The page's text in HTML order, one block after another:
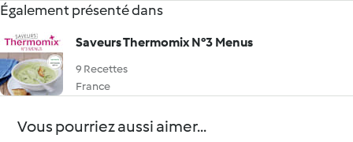
Également présenté dans
Saveurs Thermomix N°3 Menus
9 Recettes
France
Vous pourriez aussi aimer...